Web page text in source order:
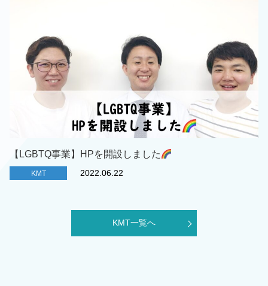
【LGBTQ事業】HPを開設しました
KMT 2022.06.22
KMT一覧へ